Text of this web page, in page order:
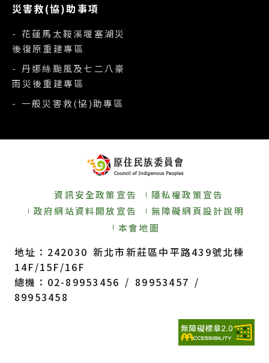
災害救(協)助事項
- 花蓮馬太鞍溪堰塞湖災
後復原重建專區
- 丹娜絲颱風及七二八豪
雨災後重建專區
- 一般災害救(協)助專區
資訊安全政策宣告
隱私權政策宣告
政府網站資料開放宣告
無障礙網頁設計說明
本會地圖
地址：242030 新北市新莊區中平路439號北棟
14F/15F/16F
總機：02-89953456 / 89953457 /
89953458